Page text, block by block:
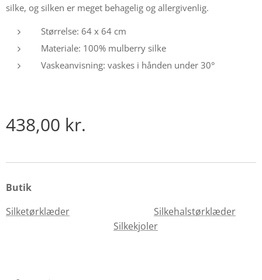
silke, og silken er meget behagelig og allergivenlig.
Størrelse: 64 x 64 cm
Materiale: 100% mulberry silke
Vaskeanvisning: vaskes i hånden under 30°
438,00 kr.
Butik
Silketørklæder
Silkehalstørklæder
Silkekjoler